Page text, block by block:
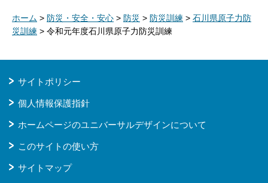
ホーム > 防災・安全・安心 > 防災 > 防災訓練 > 石川県原子力防
災訓練 > 令和元年度石川県原子力防災訓練
サイトポリシー
個人情報保護指針
ホームページのユニバーサルデザインについて
このサイトの使い方
サイトマップ